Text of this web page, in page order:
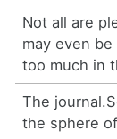
Not all are
may even
too much in
The
the sphere